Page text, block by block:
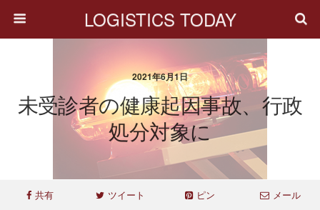
LOGISTICS TODAY
2021年6月1日
未受診者の健康起因事故、行政
処分対象に
共有 ツイート ピン メール